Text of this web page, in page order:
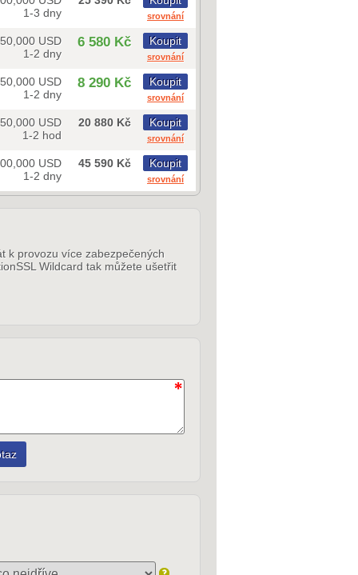
1-3 dny
srovnání
USD
1-2 dny
6 580 Kč Koupit
srovnání
USD
1-2 dny
8 290 Kč Koupit
srovnání
USD
1-2 hod
20 880 Kč Koupit
srovnání
USD
1-2 dny
45 590 Kč Koupit
srovnání
k provozu více zabezpečených
Wildcard tak můžete ušetřit